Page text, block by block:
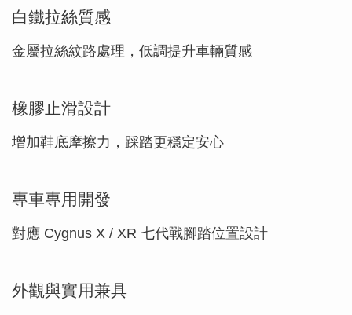
白鐵拉絲質感
金屬拉絲紋路處理，低調提升車輛質感
橡膠止滑設計
增加鞋底摩擦力，踩踏更穩定安心
專車專用開發
對應 Cygnus X / XR 七代戰腳踏位置設計
外觀與實用兼具